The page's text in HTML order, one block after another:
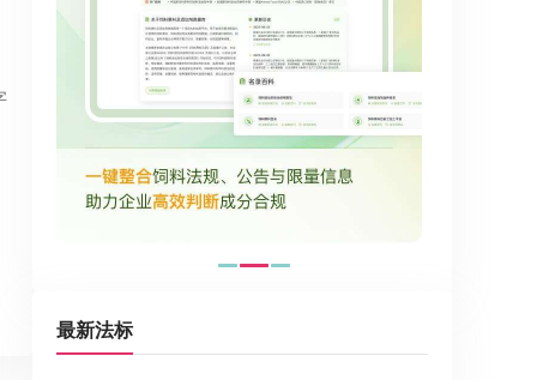
最新法标